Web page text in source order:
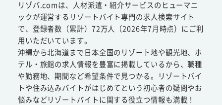
リゾバ.comは、人材派遣・紹介サービスのヒューマニ
ックが運営するリゾートバイト専門の求人検索サイト
で、登録者数（累計）72万人（2026年7月時点）にご利
用いただいています。
沖縄から北海道まで日本全国のリゾート地や観光地、ホ
テル・旅館の求人情報を豊富に掲載しているから、職種
や勤務地、期間など希望条件で見つかる。リゾートバイ
トや住み込みバイトがはじめてという初心者の疑問やお
悩みなどリゾートバイトに関する役立つ情報も満載！